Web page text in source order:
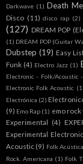
Darkwave (1) Death
Disco (11) disco rap (2)
(127) DREAM POP
(1) DREAM POP (Guitar
Dubstep (19) Easy
Funk (4) Electro Jazz (1)
Electronic - Folk/Acoustic
Electronic Folk Acoustic
Electrónica (2)
(9) Emo Rap (1) emo rock
Experimental (4)
Experimental Electronic
Acoustic (9) Folk Acústica
Rock. Americana (1) Folk